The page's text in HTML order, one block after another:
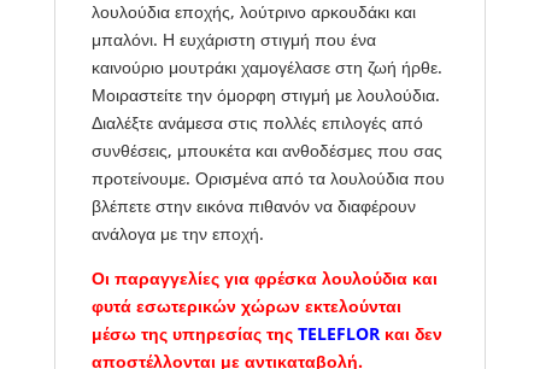
λουλούδια εποχής, λούτρινο αρκουδάκι και
μπαλόνι. Η ευχάριστη στιγμή που ένα
καινούριο μουτράκι χαμογέλασε στη ζωή ήρθε.
Μοιραστείτε την όμορφη στιγμή με λουλούδια.
Διαλέξτε ανάμεσα στις πολλές επιλογές από
συνθέσεις, μπουκέτα και ανθοδέσμες που σας
προτείνουμε. Ορισμένα από τα λουλούδια που
βλέπετε στην εικόνα πιθανόν να διαφέρουν
ανάλογα με την εποχή.
Οι παραγγελίες για φρέσκα λουλούδια και
φυτά εσωτερικών χώρων εκτελούνται
μέσω της υπηρεσίας της TELEFLORκαι δεν
αποστέλλονται με αντικαταβολή.